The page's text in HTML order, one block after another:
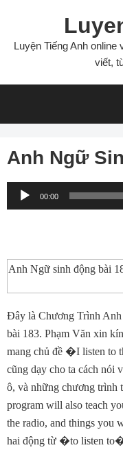
content
Luyện Tiếng Anh
viết,
Anh Ngữ
Audio
Player
00:00
Anh Ngữ sinh động bài
Ðây là Chương Trình
bài 183. Phạm Văn xin
mang chủ đề �I listen to
cũng dạy cho ta cách nói
ô, và những chương trình
program will also teach
the radio, and things you
hai động từ �to listen to